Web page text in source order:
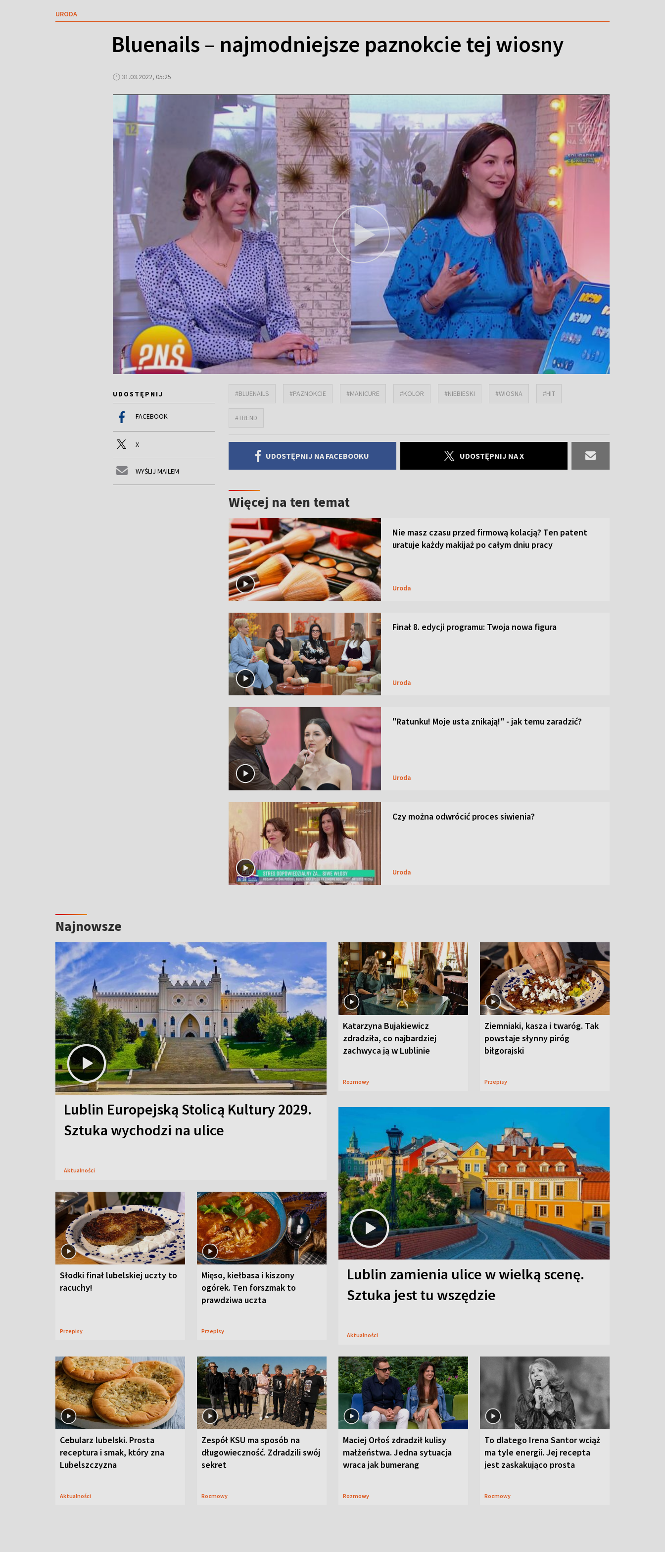
URODA
Bluenails – najmodniejsze paznokcie tej wiosny
31.03.2022, 05:25
UDOSTĘPNIJ
FACEBOOK
X
WYŚLIJ MAILEM
#BLUENAILS #PAZNOKCIE #MANICURE #KOLOR #NIEBIESKI #WIOSNA #HIT
#TREND
UDOSTĘPNIJ NA FACEBOOKU UDOSTĘPNIJ NA X
Więcej na ten temat
Nie masz czasu przed firmową kolacją? Ten patent
uratuje każdy makijaż po całym dniu pracy
Uroda
Finał 8. edycji programu: Twoja nowa figura
Uroda
"Ratunku! Moje usta znikają!" - jak temu zaradzić?
Uroda
Czy można odwrócić proces siwienia?
Uroda
Najnowsze
Lublin Europejską Stolicą Kultury 2029.
Sztuka wychodzi na ulice
Aktualności
Katarzyna Bujakiewicz
zdradziła, co najbardziej
zachwyca ją w Lublinie
Rozmowy
Ziemniaki, kasza i twaróg. Tak
powstaje słynny piróg
biłgorajski
Przepisy
Słodki finał lubelskiej uczty to
racuchy!
Przepisy
Mięso, kiełbasa i kiszony
ogórek. Ten forszmak to
prawdziwa uczta
Przepisy
Lublin zamienia ulice w wielką scenę.
Sztuka jest tu wszędzie
Aktualności
Cebularz lubelski. Prosta
receptura i smak, który zna
Lubelszczyzna
Aktualności
Zespół KSU ma sposób na
długowieczność. Zdradzili swój
sekret
Rozmowy
Maciej Orłoś zdradził kulisy
małżeństwa. Jedna sytuacja
wraca jak bumerang
Rozmowy
To dlatego Irena Santor wciąż
ma tyle energii. Jej recepta
jest zaskakująco prosta
Rozmowy